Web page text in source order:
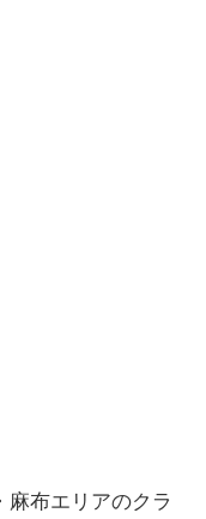
麻布エリアのクラ